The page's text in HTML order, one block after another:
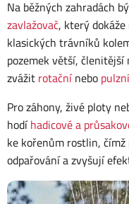
Na běžných zahradách
zavlažovač, který
klasických trávníků
pozemek větší,
zvážit rotačnínebo
Pro záhony, živé ploty
hodíhadicové a
ke kořenům rostlin,
odpařování a zvyšují